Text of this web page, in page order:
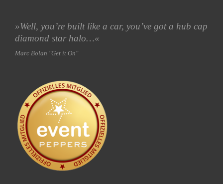
»Well, you’re built like a car, you’ve got a hub cap
diamond star halo…«
Marc Bolan "Get it On"